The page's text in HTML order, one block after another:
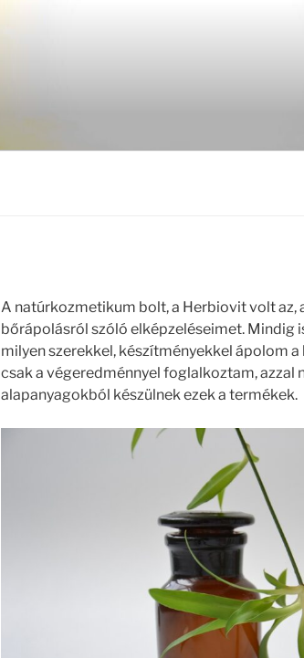
A natúrkozmetikum bolt, a Herbiovit volt az,
bőrápolásról szóló elképzeléseimet. Mindig
milyen szerekkel, készítményekkel ápolom
csak a végeredménnyel foglalkoztam, azzal
alapanyagokból készülnek ezek a termékek.